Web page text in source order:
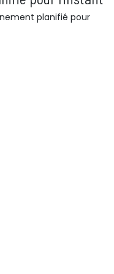
planifié pour